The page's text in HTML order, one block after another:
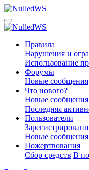
Правила
Нарушения и
Использование
Форумы
Новые сообщения
Что нового?
Новые сообщения
Последняя
Пользователи
Новые
Пожертвования
Сбор средств В